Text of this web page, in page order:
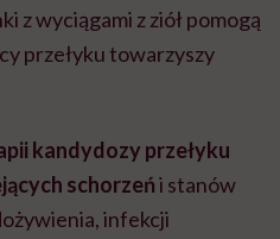
z wyciągami z ziół pomogą
przełyku towarzyszy
kandydozy przełyku
schorzeńi stanów
infekcji